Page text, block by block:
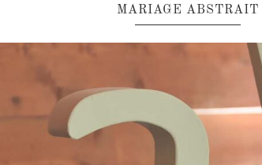
MARIAGE ABSTRAIT